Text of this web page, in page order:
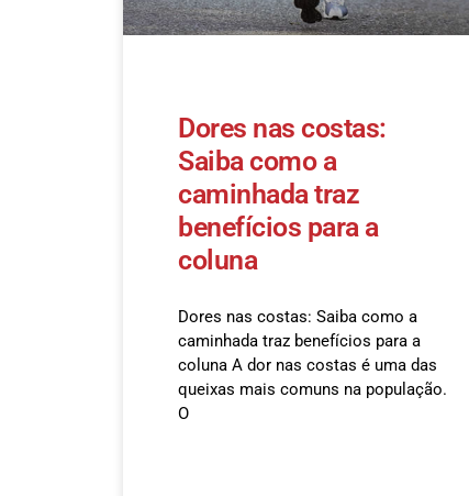
Dores nas costas:
Saiba como a
caminhada traz
benefícios para a
coluna
Dores nas costas: Saiba como a
caminhada traz benefícios para a
coluna A dor nas costas é uma das
queixas mais comuns na população.
O